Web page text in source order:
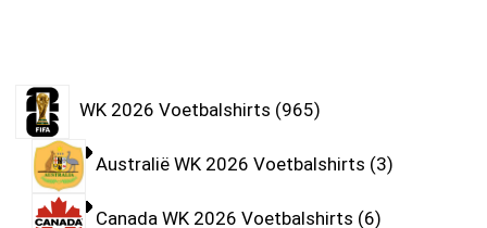
WK 2026 Voetbalshirts 965
Australië WK 2026 Voetbalshirts 3
Canada WK 2026 Voetbalshirts 6